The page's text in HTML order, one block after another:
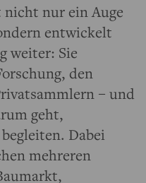
nur ein Auge
entwickelt
weiter: Sie
den
– und
geht,
Dabei
mehreren